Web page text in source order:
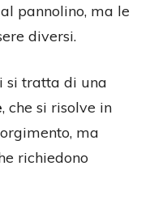
pannolino, ma le
diversi.
si tratta di una
, che si risolve in
ma
richiedono